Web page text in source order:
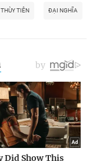
THÙY TIÊN ĐẠI NGHĨA